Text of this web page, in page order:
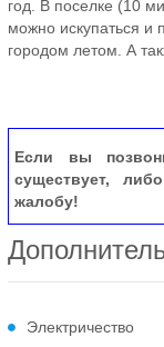
год. В поселке (10
можно искупаться и
городом летом. А
Если вы
существует,
жалобу!
Электричество